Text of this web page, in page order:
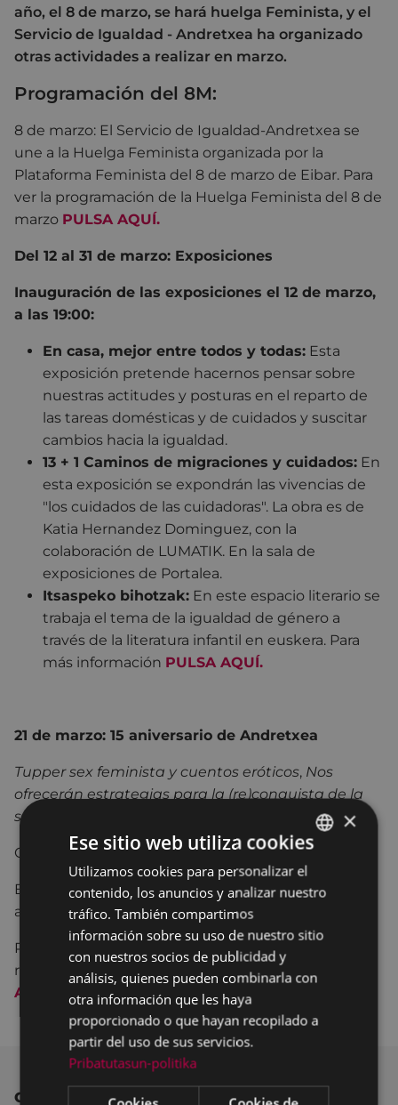
año, el 8 de marzo, se hará huelga Feminista, y el
Servicio de Igualdad - Andretxea ha organizado
otras actividades a realizar en marzo.
Programación del 8M:
8 de marzo: El Servicio de Igualdad-Andretxea se
une a la Huelga Feminista organizada por la
Plataforma Feminista del 8 de marzo de Eibar. Para
ver la programación de la Huelga Feminista del 8 de
marzo PULSA AQUÍ.
Del 12 al 31 de marzo: Exposiciones
Inauguración de las exposiciones el 12 de marzo,
a las 19:00:
En casa, mejor entre todos y todas: Esta
exposición pretende hacernos pensar sobre
nuestras actitudes y posturas en el reparto de
las tareas domésticas y de cuidados y suscitar
cambios hacia la igualdad.
13 + 1 Caminos de migraciones y cuidados: En
esta exposición se expondrán las vivencias de
"los cuidados de las cuidadoras". La obra es de
Katia Hernandez Dominguez, con la
colaboración de LUMATIK. En la sala de
exposiciones de Portalea.
Itsaspeko bihotzak: En este espacio literario se
trabaja el tema de la igualdad de género a
través de la literatura infantil en euskera. Para
más información PULSA AQUÍ.
21 de marzo: 15 aniversario de Andretxea
Tupper sex feminista y cuentos eróticos, Nos
ofrecerán estrategias para la (re)conquista de la
sexualidad y la risa.
Con Virginia Imaz e Inma Merino.
En la sala de cursos de Portalea, 17:00 - 20:00. La
actividad está dirigida a mujeres y es gratuita.
Para visualizar la guía de lectura del 8 de marzo
realizada con la Biblioteca Juan San Martin
AQUI
OTRAS NOTICIAS
BASQUE
SPANISH
×
Ese sitio web utiliza cookies
Utilizamos cookies para personalizar el
contenido, los anuncios y analizar nuestro
tráfico. También compartimos
información sobre su uso de nuestro sitio
con nuestros socios de publicidad y
análisis, quienes pueden combinarla con
otra información que les haya
proporcionado o que hayan recopilado a
partir del uso de sus servicios.
Pribatutasun-politika